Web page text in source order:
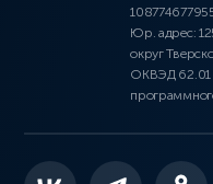
Юр. адрес:
округ
ОКВЭД 62.01